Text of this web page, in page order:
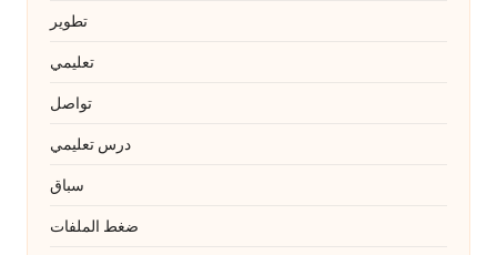
تطوير
تعليمي
تواصل
درس تعليمي
سباق
ضغط الملفات